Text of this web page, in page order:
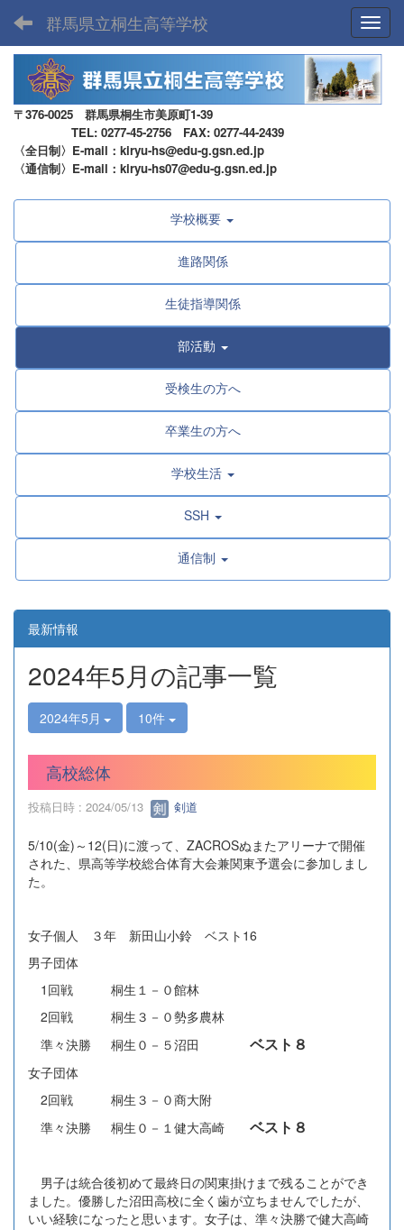
群馬県立桐生高等学校
〒376-0025 群馬県桐生市美原町1-39
TEL: 0277-45-2756 FAX: 0277-44-2439
〈全日制〉E-mail：kiryu-hs@edu-g.gsn.ed.jp
〈通信制〉E-mail：kiryu-hs07@edu-g.gsn.ed.jp
学校概要
進路関係
生徒指導関係
部活動
受検生の方へ
卒業生の方へ
学校生活
SSH
通信制
最新情報
2024年5月の記事一覧
2024年5月 10件
高校総体
投稿日時 : 2024/05/13 剣道
5/10(金)～12(日)に渡って、ZACROSぬまたアリーナで開催
された、県高等学校総合体育大会兼関東予選会に参加しまし
た。
女子個人 ３年 新田山小鈴 ベスト16
男子団体
1回戦 桐生１－０館林
2回戦 桐生３－０勢多農林
準々決勝 桐生０－５沼田 ベスト８
女子団体
2回戦 桐生３－０商大附
準々決勝 桐生０－１健大高崎 ベスト８
男子は統合後初めて最終日の関東掛けまで残ることができ
ました。優勝した沼田高校に全く歯が立ちませんでしたが、
いい経験になったと思います。女子は、準々決勝で健大高崎